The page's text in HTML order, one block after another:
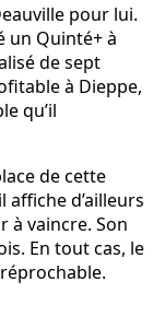
pour lui.
un Quinté+ à
de sept
à Dieppe,
qu’il
de cette
affiche d’ailleurs
à vaincre. Son
En tout cas, le